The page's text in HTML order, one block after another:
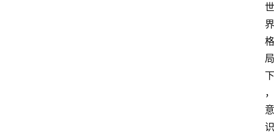
世
界
格
局
下
，
意
识